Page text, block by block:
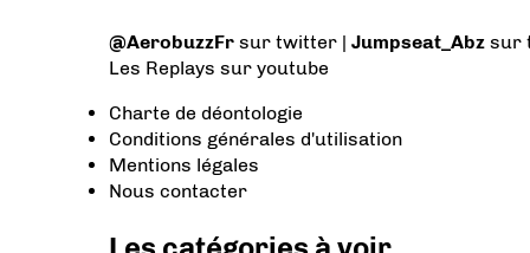
@AerobuzzFr sur twitter | Jumpseat_Abz sur
Les Replays sur youtube
Charte de déontologie
Conditions générales d'utilisation
Mentions légales
Nous contacter